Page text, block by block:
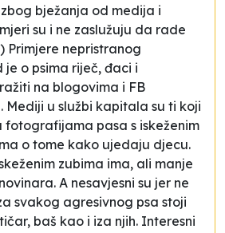
bježanja od medija i
su i ne zaslužuju da rade
Primjere nepristranog
o psima riječ, đaci i
na blogovima i FB
Mediji u službi kapitala su ti koji
fotografijama pasa s iskeženim
o tome kako ujedaju djecu.
zubima ima, ali manje
A nesavjesni su jer ne
svakog agresivnog psa stoji
baš kao i iza njih. Interesni